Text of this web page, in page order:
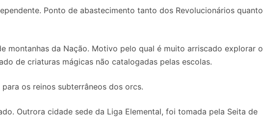
Ponto de abastecimento tanto dos Revolucionários quanto
montanhas da Nação. Motivo pelo qual é muito arriscado explorar o
de criaturas mágicas não catalogadas pelas escolas.
os reinos subterrâneos dos orcs.
Outrora cidade sede da Liga Elemental, foi tomada pela Seita de